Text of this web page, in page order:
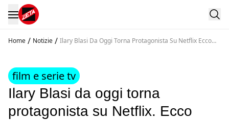
Home / Notizie / Ilary Blasi Da Oggi Torna Protagonista Su Netflix Ecco
film e serie tv
Ilary Blasi da oggi torna
protagonista su Netflix. Ecco